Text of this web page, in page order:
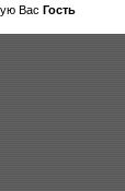
Вас Гость